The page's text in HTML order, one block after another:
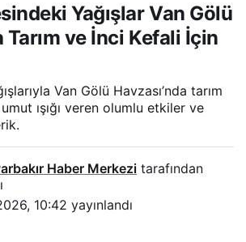
Yağışlar Van Gölü
Tarım ve İnci Kefali İçin
Van Gölü Havzası’nda tarım
ışığı veren olumlu etkiler ve
Haber Merkezi tarafından
10:42 yayınlandı